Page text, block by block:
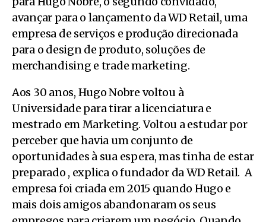
avançar para o lançamento da WD Retail, uma
empresa de serviços e produção direcionada
para o design de produto, soluções de
merchandising e trade marketing.
Aos 30 anos, Hugo Nobre voltou à
Universidade para tirar a licenciatura e
mestrado em Marketing. Voltou a estudar por
perceber que havia um conjunto de
oportunidades à sua espera, mas tinha de estar
preparado , explica o fundador da WD Retail. A
empresa foi criada em 2015 quando Hugo e
mais dois amigos abandonaram os seus